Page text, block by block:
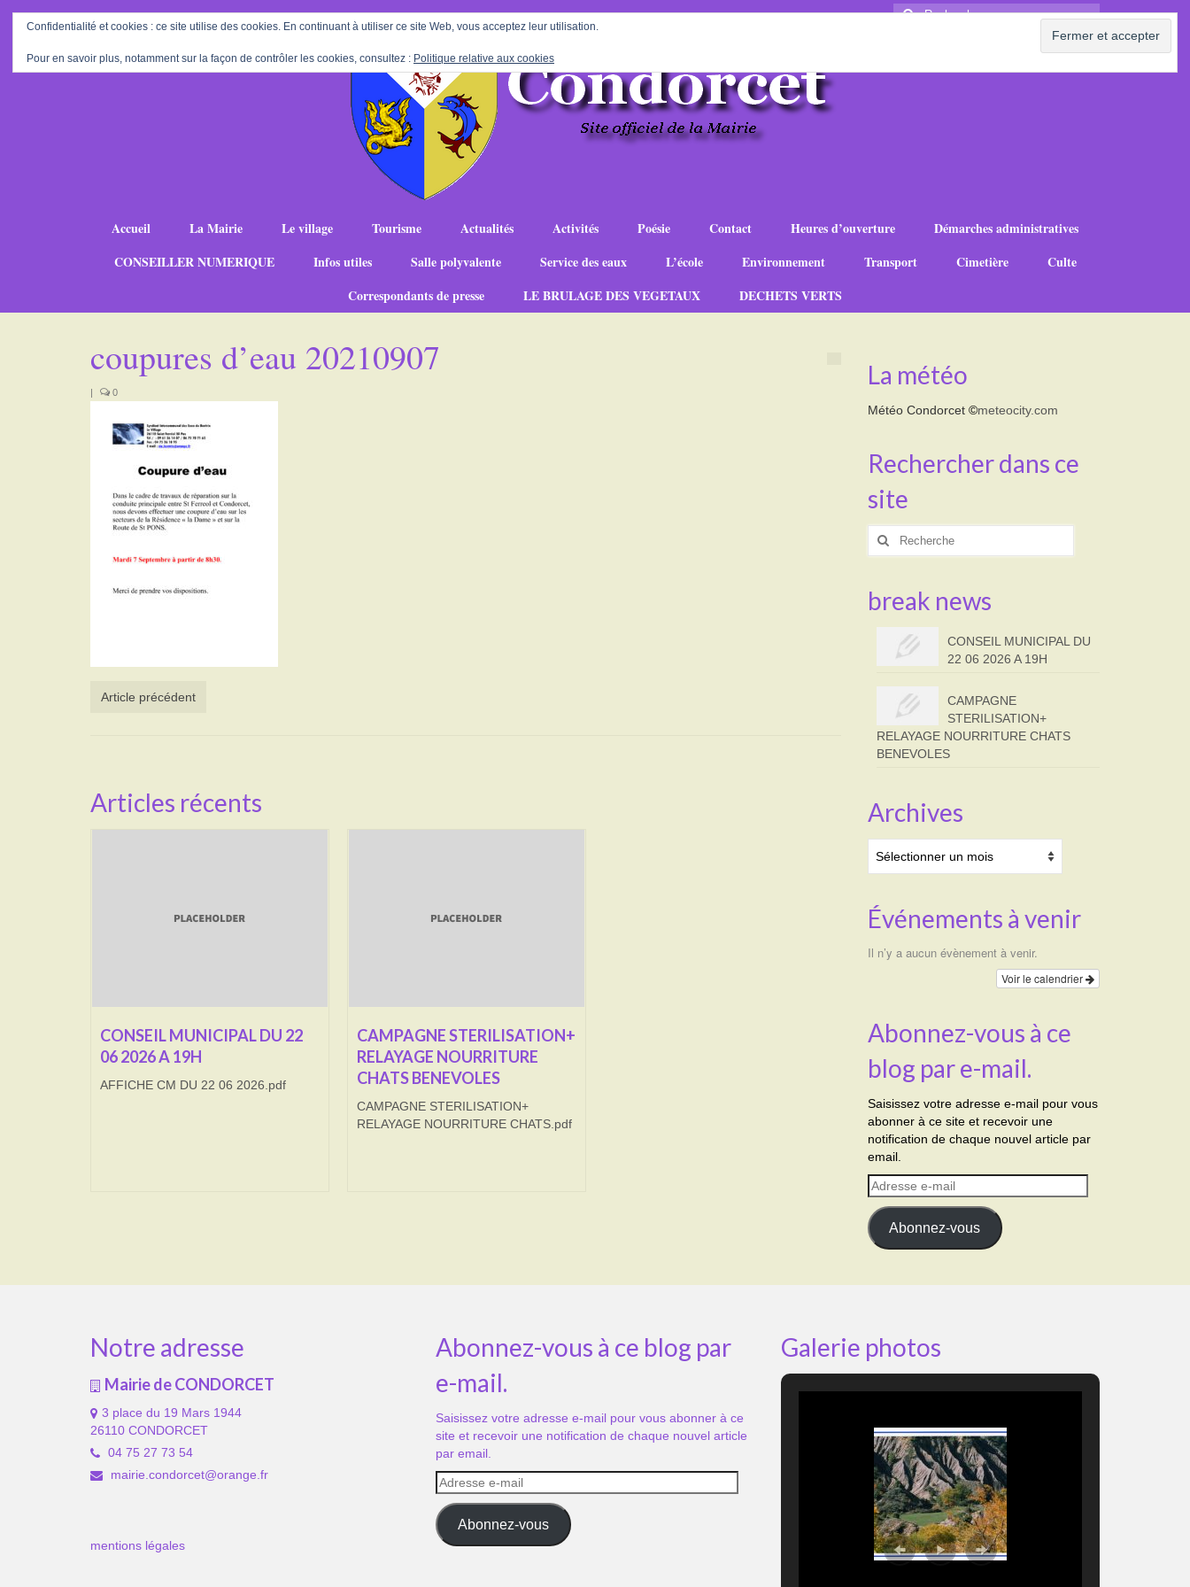
Rechercher
Accueil La Mairie Le village Tourisme Actualités Activités Poésie Contact Heures d’ouverture
Démarches administratives
CONSEILLER NUMERIQUE
Infos utiles Salle polyvalente Service des eaux L’école Environnement Transport Cimetière
Culte
Correspondants de presse
LE BRULAGE DES VEGETAUX DECHETS VERTS
coupures d’eau 20210907
| 0
Article précédent
Articles récents
CONSEIL MUNICIPAL DU 22
06 2026 A 19H
AFFICHE CM DU 22 06 2026.pdf
CAMPAGNE STERILISATION+
RELAYAGE NOURRITURE
CHATS BENEVOLES
CAMPAGNE STERILISATION+
RELAYAGE NOURRITURE CHATS.pdf
La météo
Météo Condorcet©meteocity.com
Rechercher dans ce
site
Rechercher
break news
CONSEIL MUNICIPAL DU
22 06 2026 A 19H
CAMPAGNE
STERILISATION+
RELAYAGE NOURRITURE CHATS
BENEVOLES
Archives
Événements à venir
Il n’y a aucun évènement à venir.
Voir le calendrier
Abonnez-vous à ce
blog par e-mail.
Saisissez votre adresse e-mail pour vous
abonner à ce site et recevoir une
notification de chaque nouvel article par
email.
Adresse
e-
mail
Abonnez-vous
Notre adresse
Mairie de CONDORCET
3 place du 19 Mars 1944
26110 CONDORCET
04 75 27 73 54
mairie.condorcet@orange.fr
mentions légales
Abonnez-vous à ce blog par
e-mail.
Saisissez votre adresse e-mail pour vous abonner à ce
site et recevoir une notification de chaque nouvel article
par email.
Adresse
e-
mail
Abonnez-vous
Galerie photos
Confidentialité et cookies : ce site utilise des cookies. En continuant à utiliser ce site Web, vous acceptez leur utilisation.
Pour en savoir plus, notamment sur la façon de contrôler les cookies, consultez : Politique relative aux cookies